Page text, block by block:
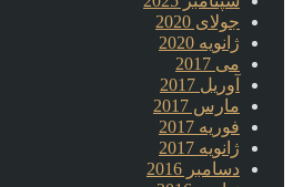
جولای 2020
ژانویه 2020
می 2017
آوریل 2017
مارس 2017
فوریه 2017
ژانویه 2017
دسامبر 2016